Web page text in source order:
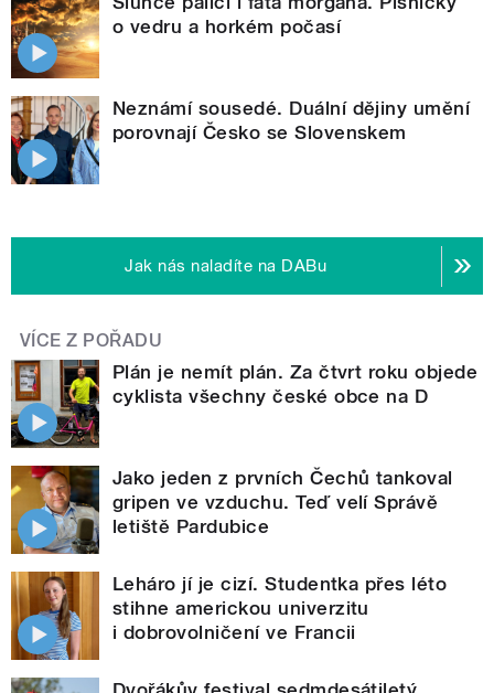
o vedru a horkém počasí
Neznámí sousedé. Duální dějiny umění
porovnají Česko se Slovenskem
Jak nás naladíte na DABu
VÍCE Z POŘADU
Plán je nemít plán. Za čtvrt roku objede
cyklista všechny české obce na D
Jako jeden z prvních Čechů tankoval
gripen ve vzduchu. Teď velí Správě
letiště Pardubice
Leháro jí je cizí. Studentka přes léto
stihne americkou univerzitu
i dobrovolničení ve Francii